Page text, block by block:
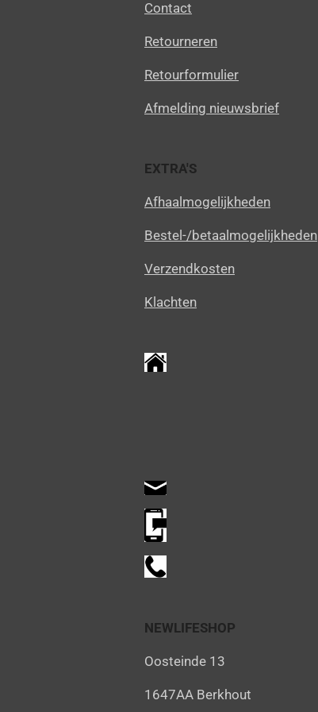
Contact
Retourneren
Retourformulier
Afmelding nieuwsbrief
EXTRA'S
Afhaalmogelijkheden
Bestel-/betaalmogelijkheden
Verzendkosten
Klachten
NEWLIFESHOP
Oosteinde 13
1647AA Berkhout